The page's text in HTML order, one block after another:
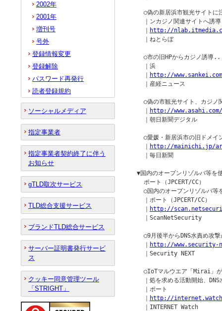
○偽の新居浜市観光サイトに
    ｜ンカジノ関連サイトへ誘導
http://
    ｜ねとらぼ
○市の旧HPからカジノ誘導
    ｜浜
http://
    ｜産経ニュース
○偽の市観光サイト、カジノ
http://www.asahi.com/
    ｜朝日新聞デジタル
○愛媛・新居浜市の旧ドメイ
http://mainichi.jp/
    ｜毎日新聞
▼国内のオープンリゾルバ等を
    ポート（JPCERT/CC）
○国内のオープンリゾルバ等
    ｜ポート（JPCERT/CC）
http://
    ｜ScanNetSecurity
○9月後半からDNS水責め攻
http://www.security-
    ｜Security NEXT
○IoTマルウエア「Mirai」が
｜処を求める活動開始、
    ｜ポート
http://
    ｜INTERNET Watch
2002年
2001年
増刊号
号外
登録情報変更
登録解除
パスワード再発行
読者登録規約
ソーシャルメディア
指定事業者
指定事業者契約終了に伴う
お知らせ
gTLD取次サービス
TLD総合支援サービス
ブランドTLD総合サービス
サーバー証明書発行サービ
ス
クッキー同意管理ツール
「STRIGHT」